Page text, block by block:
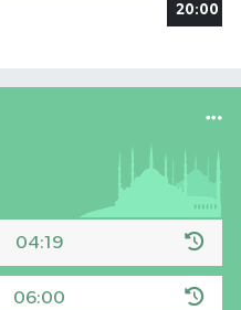
20:00
04:19
06:00